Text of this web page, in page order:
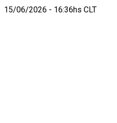
15/06/2026 - 16:36hs CLT